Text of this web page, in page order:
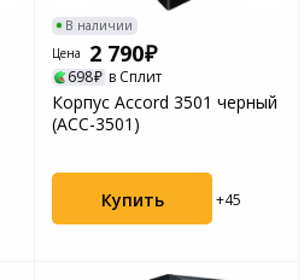
В наличии
Цена
2 790
698 в Сплит
Корпус Accord 3501 черный
(ACC-3501)
Купить +45